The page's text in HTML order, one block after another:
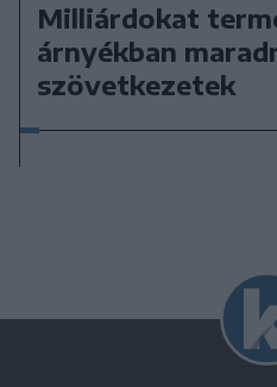
Milliárdokat
árnyékban
szövetkezetek